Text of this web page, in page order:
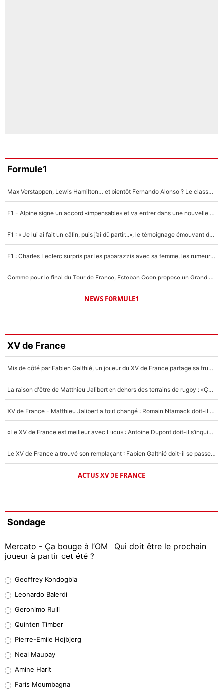
Formule1
Max Verstappen, Lewis Hamilton… et bientôt Fernando Alonso ? Le classement des pilotes les mieux payés en Formule 1 risque de changer !
F1 - Alpine signe un accord «impensable» et va entrer dans une nouvelle dimension : Grande nouvelle pour Pierre Gasly !
F1 : « Je lui ai fait un câlin, puis j’ai dû partir...», le témoignage émouvant de Max Verstappen sur sa fille
F1 : Charles Leclerc surpris par les paparazzis avec sa femme, les rumeurs étaient vraies !
Comme pour le final du Tour de France, Esteban Ocon propose un Grand Prix de Formule 1 à Paris : «Autour de l’Arc de Triomphe, ce serait génial» !
NEWS FORMULE1
XV de France
Mis de côté par Fabien Galthié, un joueur du XV de France partage sa frustration : «ils ne me l’ont pas dit tout de suite»
La raison d'être de Matthieu Jalibert en dehors des terrains de rugby : «Ça m'atteint autant que si tu touches à un membre de ma famille»
XV de France - Matthieu Jalibert a tout changé : Romain Ntamack doit-il s’inquiéter pour sa place à un an de la Coupe du monde ?
«Le XV de France est meilleur avec Lucu» : Antoine Dupont doit-il s’inquiéter pour sa place ?
Le XV de France a trouvé son remplaçant : Fabien Galthié doit-il se passer d'Antoine Dupont ?
ACTUS XV DE FRANCE
Sondage
Mercato - Ça bouge à l’OM : Qui doit être le prochain
joueur à partir cet été ?
38%
32%
5%
1%
Geoffrey Kondogbia
Leonardo Balerdi
Geronimo Rulli
Quinten Timber
Pierre-Emile Hojbjerg
Neal Maupay
Amine Harit
Faris Moumbagna